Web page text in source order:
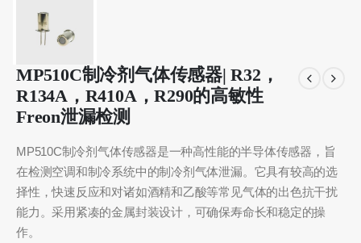
MP510C制冷剂气体传感器| R32，
R134A，R410A，R290的高敏性
Freon泄漏检测
MP510C制冷剂气体传感器是一种高性能的半导体传感器，旨
在检测空调和制冷系统中的制冷剂气体泄漏。它具有较高的选
择性，快速反应和对诸如酒精和乙酸等常见气体的出色抗干扰
能力。采用紧凑的金属封装设计，可确保寿命长和稳定的操
作。